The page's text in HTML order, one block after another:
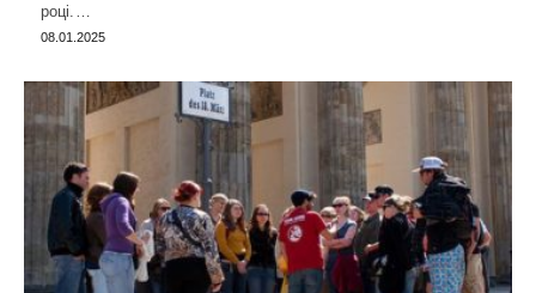
році.…
08.01.2025